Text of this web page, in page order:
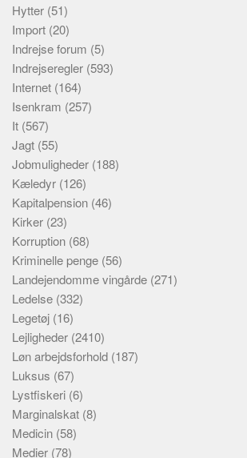
Hytter (51)
Import (20)
Indrejse forum (5)
Indrejseregler (593)
Internet (164)
Isenkram (257)
It (567)
Jagt (55)
Jobmuligheder (188)
Kæledyr (126)
Kapitalpension (46)
Kirker (23)
Korruption (68)
Kriminelle penge (56)
Landejendomme vingårde (271)
Ledelse (332)
Legetøj (16)
Lejligheder (2410)
Løn arbejdsforhold (187)
Luksus (67)
Lystfiskeri (6)
Marginalskat (8)
Medicin (58)
Medier (78)